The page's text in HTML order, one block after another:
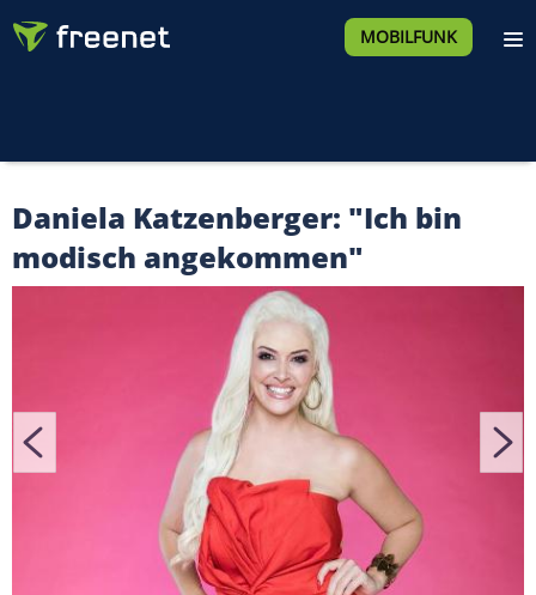
MOBILFUNK
Daniela Katzenberger: "Ich bin
modisch angekommen"